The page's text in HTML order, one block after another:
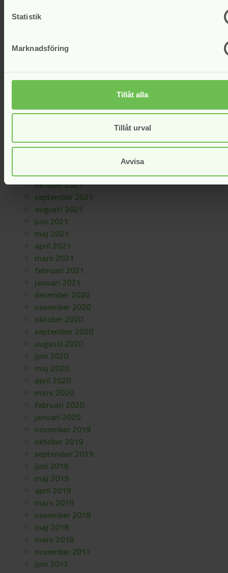
Statistik
Marknadsföring
Tillåt alla
Tillåt urval
Avvisa
mars 2023
december 2022
september 2022
maj 2022
februari 2022
november 2021
oktober 2021
september 2021
augusti 2021
juni 2021
maj 2021
april 2021
mars 2021
februari 2021
januari 2021
december 2020
november 2020
oktober 2020
september 2020
augusti 2020
juni 2020
maj 2020
april 2020
mars 2020
februari 2020
januari 2020
november 2019
oktober 2019
september 2019
juni 2019
maj 2019
april 2019
mars 2019
november 2018
maj 2018
mars 2018
november 2017
juni 2017